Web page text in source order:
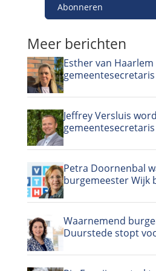
Abonneren
Meer berichten
Esther van
Jeffrey Versluis
Petra Doornenbal
burgemeester Wijk
Waarnemend
Duurstede stopt